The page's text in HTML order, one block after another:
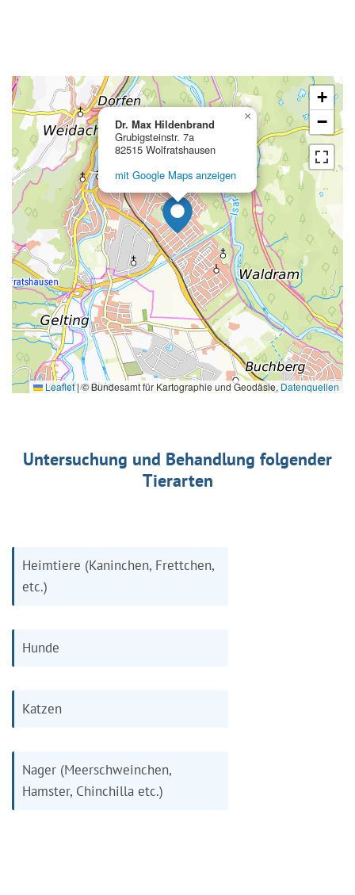
Dr. Max Hildenbrand
Grubigsteinstr. 7a
82515 Wolfratshausen
mit Google Maps anzeigen
×
+
−
Leaflet|© Bundesamt für Kartographie und Geodäsie, Datenquellen
Untersuchung und Behandlung folgender
Tierarten
Heimtiere (Kaninchen, Frettchen,
etc.)
Hunde
Katzen
Nager (Meerschweinchen,
Hamster, Chinchilla etc.)